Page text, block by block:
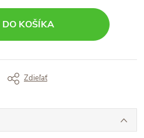
KOŠÍKA
Zdieľať